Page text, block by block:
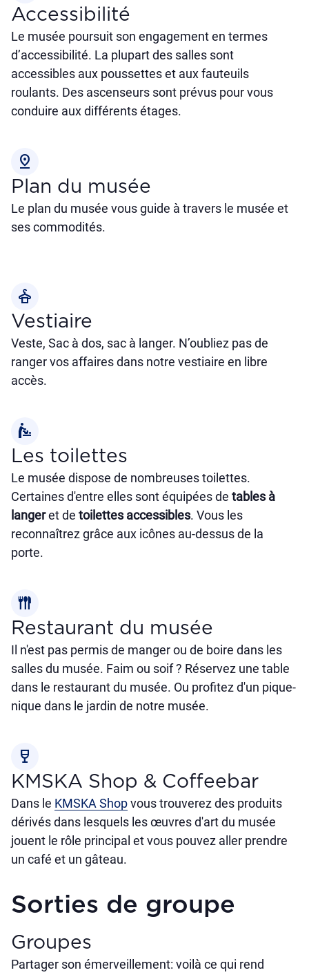
Accessibilité
Le musée poursuit son engagement en termes
d’accessibilité. La plupart des salles sont
accessibles aux poussettes et aux fauteuils
roulants. Des ascenseurs sont prévus pour vous
conduire aux différents étages.
pin_drop
Plan du musée
Le plan du musée vous guide à travers le musée et
ses commodités.
styler
Vestiaire
Veste, Sac à dos, sac à langer. N’oubliez pas de
ranger vos affaires dans notre vestiaire en libre
accès.
baby_changing_station
Les toilettes
Le musée dispose de nombreuses toilettes.
Certaines d'entre elles sont équipées de tables à
langeret de toilettes accessibles. Vous les
reconnaîtrez grâce aux icônes au-dessus de la
porte.
flatware
Restaurant du musée
Il n'est pas permis de manger ou de boire dans les
salles du musée. Faim ou soif ? Réservez une table
dans le restaurant du musée. Ou profitez d'un pique-
nique dans le jardin de notre musée.
wine_bar
KMSKA Shop & Coffeebar
Dans le KMSKA Shopvous trouverez des produits
dérivés dans lesquels les œuvres d'art du musée
jouent le rôle principal et vous pouvez aller prendre
un café et un gâteau.
Sorties de groupe
Groupes
Partager son émerveillement: voilà ce qui rend